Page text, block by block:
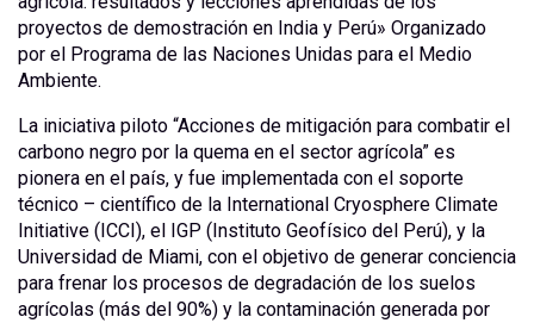
proyectos de demostración en India y Perú» Organizado
por el Programa de las Naciones Unidas para el Medio
Ambiente.
La iniciativa piloto “Acciones de mitigación para combatir el
carbono negro por la quema en el sector agrícola” es
pionera en el país, y fue implementada con el soporte
técnico – científico de la International Cryosphere Climate
Initiative (ICCI), el IGP (Instituto Geofísico del Perú), y la
Universidad de Miami, con el objetivo de generar conciencia
para frenar los procesos de degradación de los suelos
agrícolas (más del 90%) y la contaminación generada por